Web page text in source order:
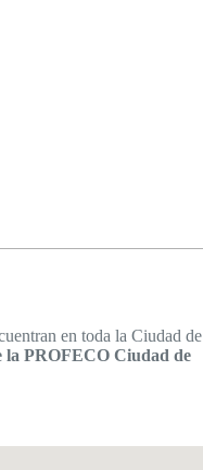
en toda la Ciudad de
la PROFECO Ciudad de